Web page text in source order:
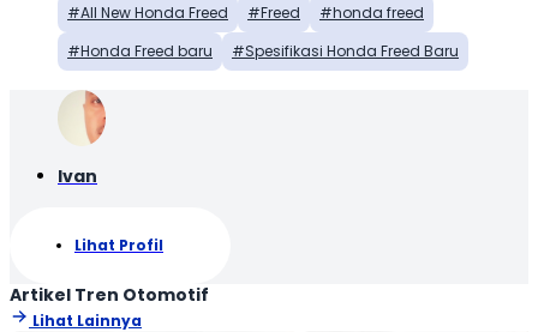
All New Honda Freed Freed
honda freed
Honda Freed baru
Spesifikasi Honda Freed Baru
Ivan
Lihat Profil
Artikel Tren Otomotif
Lihat Lainnya